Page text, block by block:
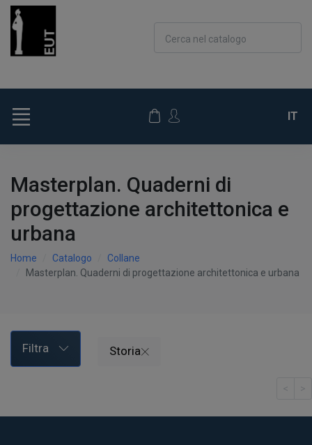
Cerca nel catalogo
IT
Masterplan. Quaderni di
progettazione architettonica e
urbana
Home Catalogo
Collane
Masterplan. Quaderni di progettazione architettonica e urbana
Filtra Storia
< >